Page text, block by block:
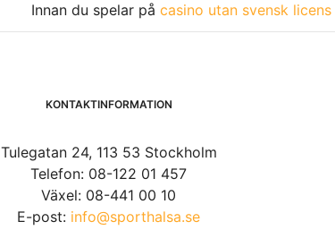
Innan du spelar på casino utan svensk licens
KONTAKTINFORMATION
Tulegatan 24, 113 53 Stockholm
Telefon: 08-122 01 457
Växel: 08-441 00 10
E-post: info@sporthalsa.se